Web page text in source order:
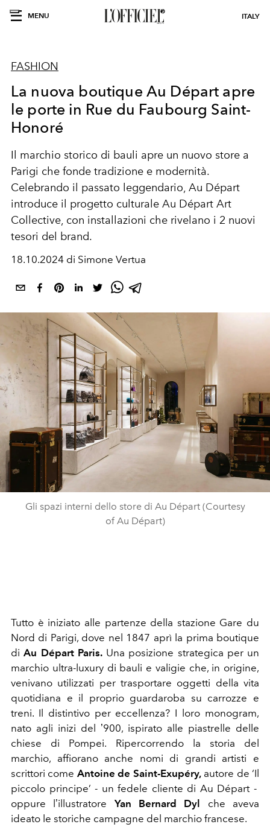
MENU ITALY
FASHION
La nuova boutique Au Départ apre
le porte in Rue du Faubourg Saint-
Honoré
Il marchio storico di bauli apre un nuovo store a
Parigi che fonde tradizione e modernità.
Celebrando il passato leggendario, Au Départ
introduce il progetto culturale Au Départ Art
Collective, con installazioni che rivelano i 2 nuovi
tesori del brand.
18.10.2024 di Simone Vertua
Gli spazi interni dello store di Au Départ (Courtesy
of Au Départ)
Tutto è iniziato alle partenze della stazione Gare du
Nord di Parigi, dove nel 1847 aprì la prima boutique
di Au Départ Paris.Una posizione strategica per un
marchio ultra-luxury di bauli e valigie che, in origine,
venivano utilizzati per trasportare oggetti della vita
quotidiana e il proprio guardaroba su carrozze e
treni. Il distintivo per eccellenza? I loro monogram,
nato agli inizi del ʼ900, ispirato alle piastrelle delle
chiese di Pompei. Ripercorrendo la storia del
marchio, affiorano anche nomi di grandi artisti e
scrittori come Antoine de Saint-Exupéry,autore de ‘Il
piccolo principe’ - un fedele cliente di Au Départ -
oppure lʼillustratore Yan Bernard Dyl
che aveva
ideato le storiche campagne del marchio francese.